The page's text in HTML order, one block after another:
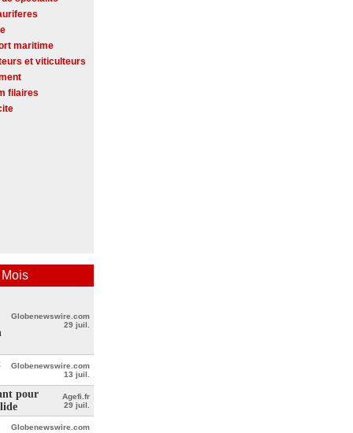
maritime
et viticulteurs
filaires
Globenewswire.com
29 juil.
Globenewswire.com
13 juil.
pour
Agefi.fr
29 juil.
Globenewswire.com